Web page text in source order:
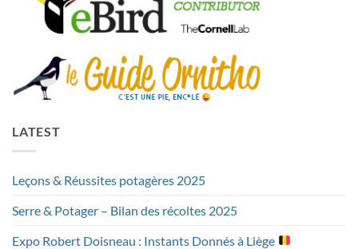
LATEST
Leçons & Réussites potagères 2025
Serre & Potager – Bilan des récoltes 2025
Expo Robert Doisneau : Instants Donnés à Liège